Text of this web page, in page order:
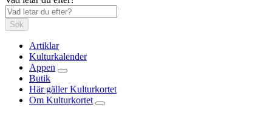
Sök
Artiklar
Kulturkalender
Appen
Butik
Här gäller Kulturkortet
Om Kulturkortet